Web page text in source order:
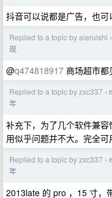
抖音可以说都是广告，也
Replied to a topic by aieruishi ›
现
@q474818917 商场超市都
Replied to a topic by zxc337 ›
年
补充下，为了几个软件兼
用似乎问题并不大。完全可
Replied to a topic by zxc337 ›
年
2013late 的 pro ，15 寸，